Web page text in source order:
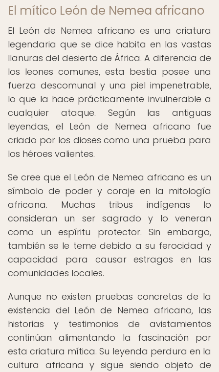
El mítico León de Nemea africano
El León de Nemea africano es una criatura
legendaria que se dice habita en las vastas
llanuras del desierto de África. A diferencia de
los leones comunes, esta bestia posee una
fuerza descomunal y una piel impenetrable,
lo que la hace prácticamente invulnerable a
cualquier ataque. Según las antiguas
leyendas, el León de Nemea africano fue
criado por los dioses como una prueba para
los héroes valientes.
Se cree que el León de Nemea africano es un
símbolo de poder y coraje en la mitología
africana. Muchas tribus indígenas lo
consideran un ser sagrado y lo veneran
como un espíritu protector. Sin embargo,
también se le teme debido a su ferocidad y
capacidad para causar estragos en las
comunidades locales.
Aunque no existen pruebas concretas de la
existencia del León de Nemea africano, las
historias y testimonios de avistamientos
continúan alimentando la fascinación por
esta criatura mítica. Su leyenda perdura en la
cultura africana y sigue siendo objeto de